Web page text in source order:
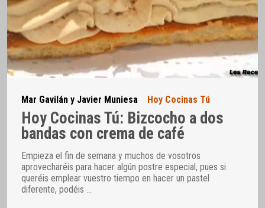
Mar Gavilán y Javier Muniesa Hoy Cocinas Tú
Hoy Cocinas Tú: Bizcocho a dos
bandas con crema de café
Empieza el fin de semana y muchos de vosotros
aprovecharéis para hacer algún postre especial, pues si
queréis emplear vuestro tiempo en hacer un pastel
diferente, podéis